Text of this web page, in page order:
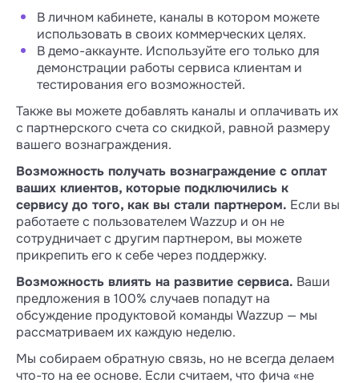
В личном кабинете, каналы в котором можете
использовать в своих коммерческих целях.
В демо-аккаунте. Используйте его только для
демонстрации работы сервиса клиентам и
тестирования его возможностей.
Также вы можете добавлять каналы и оплачивать их
с партнерского счета со скидкой, равной размеру
вашего вознаграждения.
Возможность получать вознаграждение с оплат
ваших клиентов, которые подключились к
сервису до того, как вы стали партнером. Если вы
работаете с пользователем Wazzup и он не
сотрудничает с другим партнером, вы можете
прикрепить его к себе через поддержку.
Возможность влиять на развитие сервиса. Ваши
предложения в 100% случаев попадут на
обсуждение продуктовой команды Wazzup — мы
рассматриваем их каждую неделю.
Мы собираем обратную связь, но не всегда делаем
что-то на ее основе. Если считаем, что фича «не